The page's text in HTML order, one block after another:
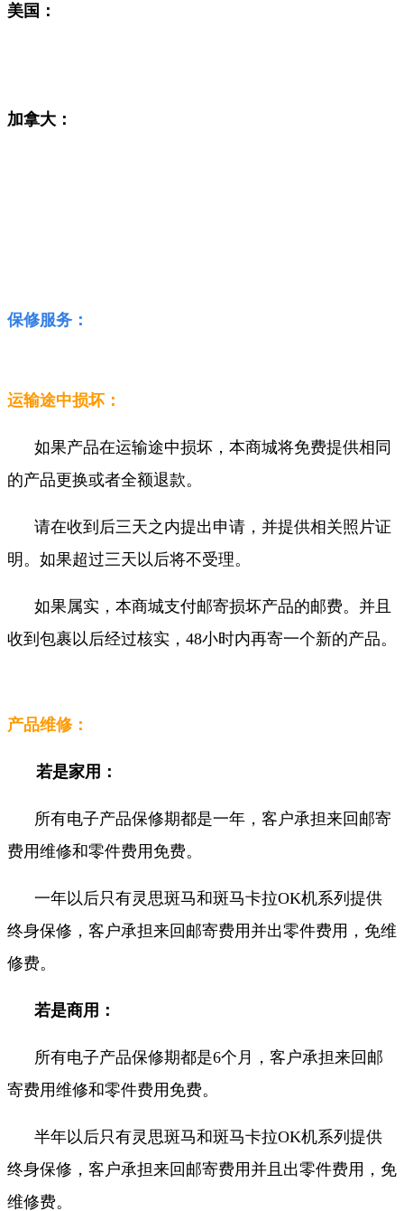
美国：
加拿大：
保修服务：
运输途中损坏：
如果产品在运输途中损坏，本商城将免费提供相同
的产品更换或者全额退款。
请在收到后三天之内提出申请，并提供相关照片证
明。如果超过三天以后将不受理。
如果属实，本商城支付邮寄损坏产品的邮费。并且
收到包裹以后经过核实，48小时内再寄一个新的产品。
产品维修：
若是家用：
所有电子产品保修期都是一年，客户承担来回邮寄
费用维修和零件费用免费。
一年以后只有灵思斑马和斑马卡拉OK机系列提供
终身保修，客户承担来回邮寄费用并出零件费用，免维
修费。
若是商用：
所有电子产品保修期都是6个月，客户承担来回邮
寄费用维修和零件费用免费。
半年以后只有灵思斑马和斑马卡拉OK机系列提供
终身保修，客户承担来回邮寄费用并且出零件费用，免
维修费。